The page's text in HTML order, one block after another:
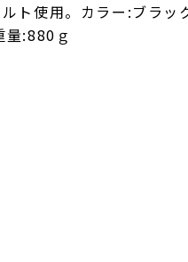
ト使用。カラー:ブラック
:880ｇ